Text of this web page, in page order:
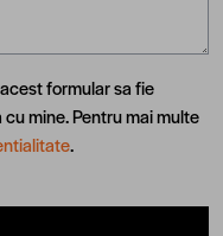
formular sa fie
mine. Pentru mai multe
.